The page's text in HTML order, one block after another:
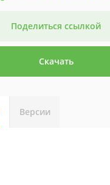
Поделиться ссылкой
Скачать
Версии